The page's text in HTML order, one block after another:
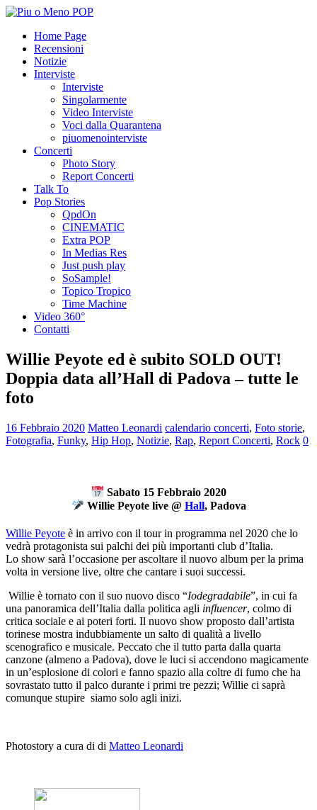
Home Page
Recensioni
Notizie
Interviste
Interviste
Singolarmente
Video Interviste
Voci dalla Quarantena
piuomenointerviste
Concerti
Photo Story
Report Concerti
Talk To
Pop Stories
QpdOn
CINEMATIC
Extra POP
In Medias Res
Just push play
SoSample!
Topico Tropico
Time Machine
Video 360°
Contatti
Willie Peyote ed è subito SOLD OUT!
Doppia data all’Hall di Padova – tutte le
foto
16 Febbraio 2020 Matteo Leonardi calendario concerti, Foto storie,
Fotografia, Funky, Hip Hop, Notizie, Rap, Report Concerti, Rock 0
Sabato 15 Febbraio 2020
Willie Peyote live @ Hall, Padova
Willie Peyote è in arrivo con il tour in programma nel 2020 che lo
vedrà protagonista sui palchi dei più importanti club d’Italia.
Lo show sarà l’occasione per ascoltare il nuovo album per la prima
volta in versione live, oltre che cantare i suoi successi.
Willie è tornato con il suo nuovo disco “Iodegradabile”, in cui fa
una panoramica dell’Italia dalla politica agli influencer, colmo di
critica sociale e ai poteri forti. Il nuovo show proposto dall’artista
torinese mostra indubbiamente un salto di qualità a livello
scenografico e musicale. Peccato che il tutto parta dalla quarta
canzone (almeno a Padova), dove le luci si accendono magicamente
in un’esplosione di colori e fanno spazio alla coltre di fumo che ha
sovrastato tutto il palco durante i primi tre pezzi; Willie ci saprà
comunque stupire siamo solo agli inizi.
Photostory a cura di di Matteo Leonardi